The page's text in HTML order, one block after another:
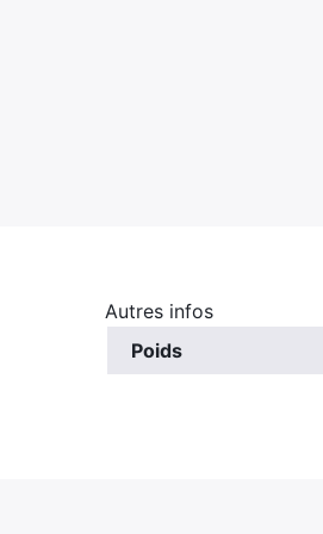
Autres infos
Poids